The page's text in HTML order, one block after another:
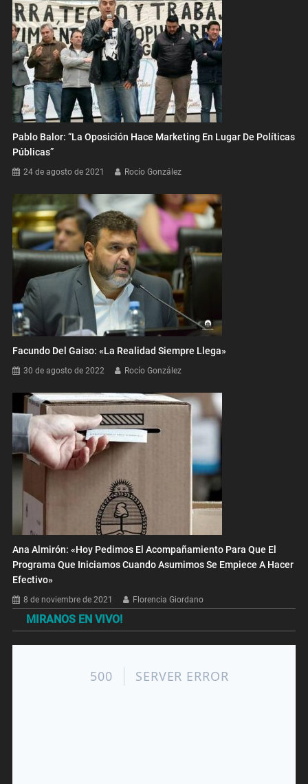
Pablo Balor: “La Oposición Hace Marketing En Lugar De Políticas
Públicas”
24 de agosto de 2021 Rocío González
Facundo Del Gaiso: «La Realidad Siempre Llega»
30 de agosto de 2022 Rocío González
Ana Almirón: «Hoy Pedimos El Acompañamiento Para Que El
Programa Que Iniciamos Cuando Asumimos Se Empiece A Hacer
Efectivo»
8 de noviembre de 2021 Florencia Giordano
MIRANOS EN VIVO!